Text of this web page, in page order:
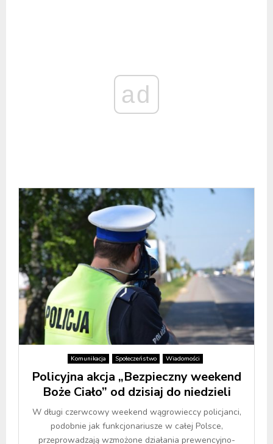
ad
Komunikacja Społeczeństwo Wiadomości
Policyjna akcja „Bezpieczny weekend
Boże Ciało” od dzisiaj do niedzieli
W długi czerwcowy weekend wągrowieccy policjanci,
podobnie jak funkcjonariusze w całej Polsce,
przeprowadzają wzmożone działania prewencyjno-